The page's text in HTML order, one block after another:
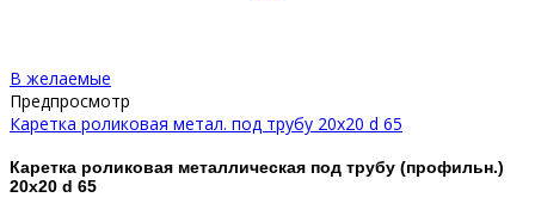
В желаемые
Предпросмотр
Каретка роликовая метал. под трубу 20х20 d 65
Каретка роликовая металлическая под трубу (профильн.)
20х20 d 65